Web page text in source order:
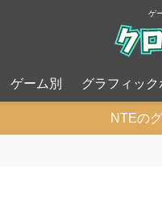
ゲ
ゲーム別 グラフィック
NTEの